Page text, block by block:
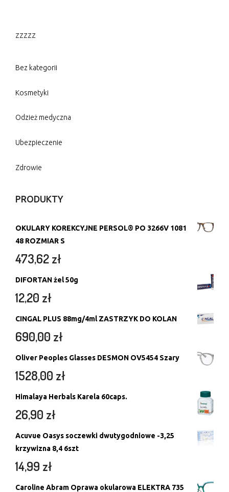
zzzzz
Bez kategorii
Kosmetyki
Odzież medyczna
Ubezpieczenie
Zdrowie
PRODUKTY
OKULARY KOREKCYJNE PERSOL® PO 3266V 1081
48 ROZMIAR S
473,62zł
DIFORTAN żel 50g
12,20 zł
CINGAL PLUS 88mg/4ml ZASTRZYK DO KOLAN
690,00 zł
Oliver Peoples Glasses DESMON OV5454 Szary
1528,00 zł
Himalaya Herbals Karela 60caps.
26,90 zł
Acuvue Oasys soczewki dwutygodniowe -3,25
krzywizna 8,4 6szt
14,99 zł
Caroline Abram Oprawa okularowa ELEKTRA 735